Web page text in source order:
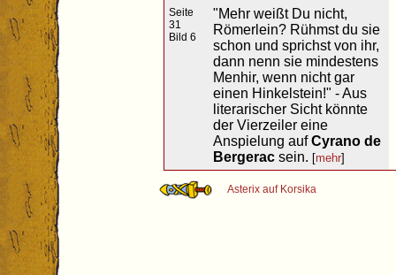
Seite
31
Bild 6
"Mehr weißt Du nicht,
Römerlein? Rühmst du sie
schon und sprichst von ihr,
dann nenn sie mindestens
Menhir, wenn nicht gar
einen Hinkelstein!" - Aus
literarischer Sicht könnte
der Vierzeiler eine
Anspielung aufCyrano de
Bergerac sein. [mehr]
Asterix auf Korsika